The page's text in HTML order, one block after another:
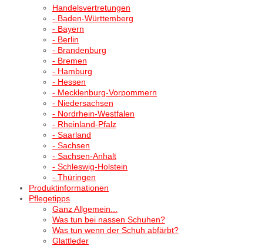
Handelsvertretungen
- Baden-Württemberg
- Bayern
- Berlin
- Brandenburg
- Bremen
- Hamburg
- Hessen
- Mecklenburg-Vorpommern
- Niedersachsen
- Nordrhein-Westfalen
- Rheinland-Pfalz
- Saarland
- Sachsen
- Sachsen-Anhalt
- Schleswig-Holstein
- Thüringen
Produktinformationen
Pflegetipps
Ganz Allgemein...
Was tun bei nassen Schuhen?
Was tun wenn der Schuh abfärbt?
Glattleder